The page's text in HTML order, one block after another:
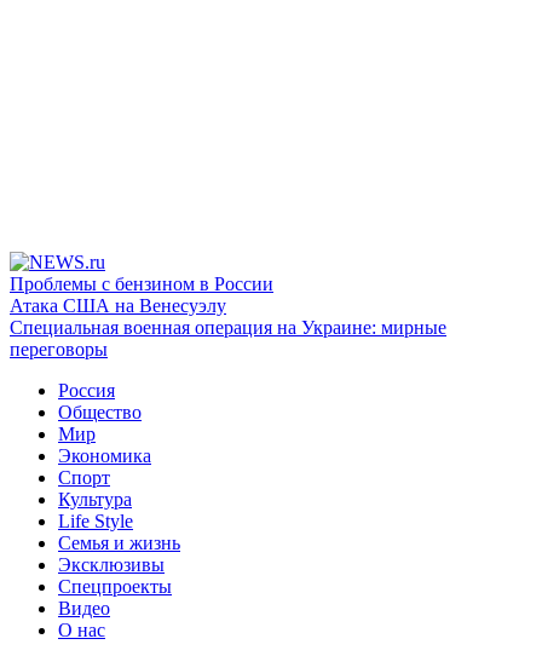
Проблемы с бензином в России
Атака США на Венесуэлу
Специальная военная операция на Украине: мирные
переговоры
Россия
Общество
Мир
Экономика
Спорт
Культура
Life Style
Семья и жизнь
Эксклюзивы
Спецпроекты
Видео
О нас